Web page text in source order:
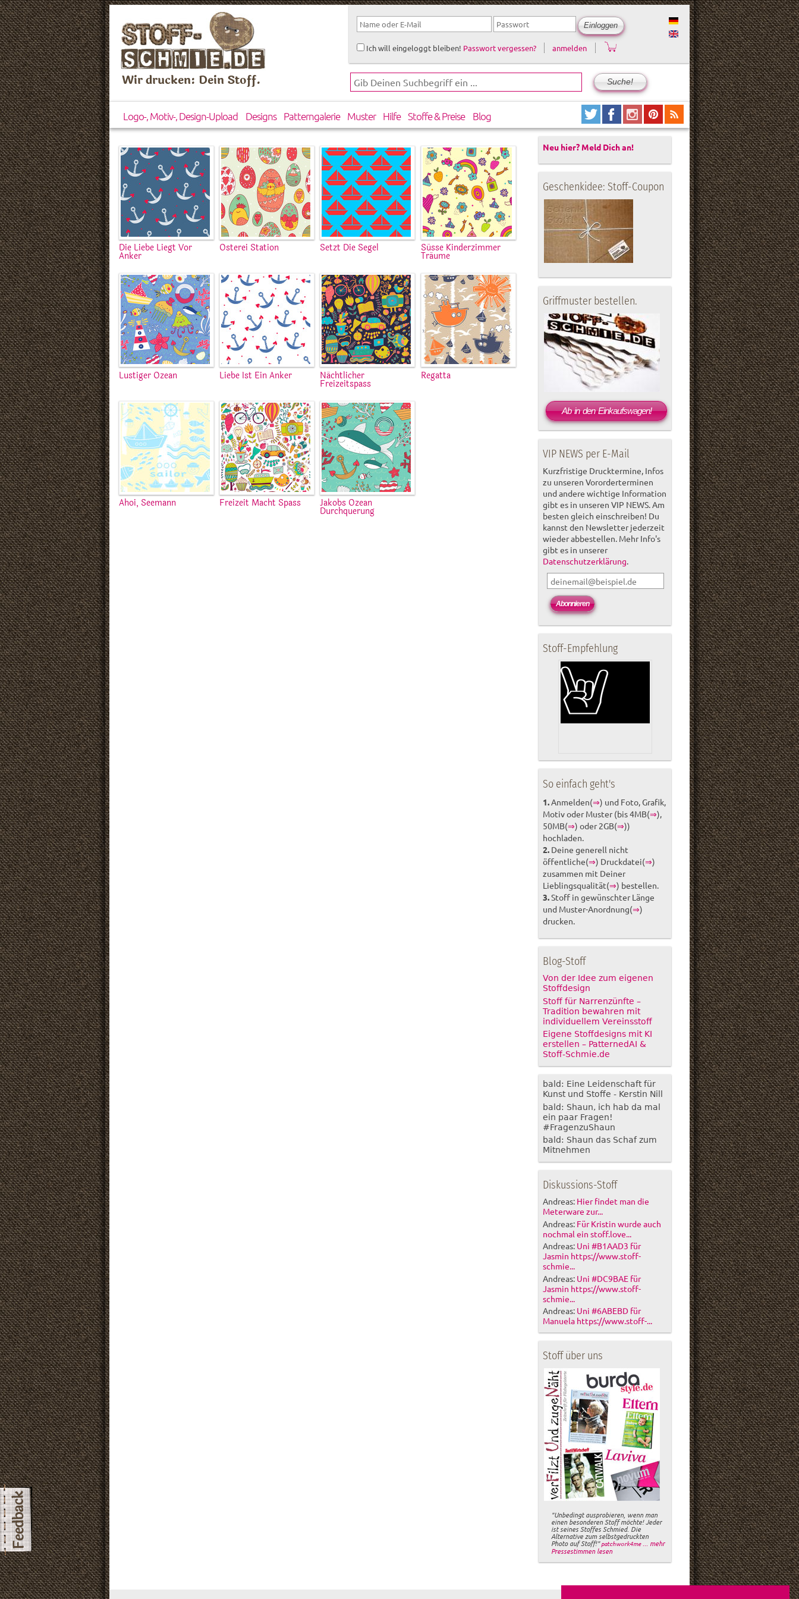
Wir drucken: Dein Stoff.
Ich will eingeloggt bleiben! Passwort vergessen? anmelden
Logo-, Motiv-, Design-Upload Designs Patterngalerie Muster Hilfe Stoffe & Preise Blog
Die Liebe Liegt Vor
Anker
Osterei Station Setzt Die Segel Süsse Kinderzimmer
Träume
Lustiger Ozean Liebe Ist Ein Anker Nächtlicher
Freizeitspass
Regatta
Ahoi, Seemann Freizeit Macht Spass Jakobs Ozean
Durchquerung
Neu hier? Meld Dich an!
Geschenkidee: Stoff-Coupon
Griffmuster bestellen.
Ab in den Einkaufswagen!
VIP NEWS per E-Mail
Kurzfristige Drucktermine, Infos
zu unseren Vororderterminen
und andere wichtige Information
gibt es in unseren VIP NEWS. Am
besten gleich einschreiben! Du
kannst den Newsletter jederzeit
wieder abbestellen. Mehr Info's
gibt es in unserer
Datenschutzerklärung.
Stoff-Empfehlung
So einfach geht's
1.Anmelden(⇒) und Foto, Grafik,
Motiv oder Muster (bis 4MB(⇒),
50MB(⇒) oder 2GB(⇒))
hochladen.
2. Deine generell nicht
öffentliche(⇒) Druckdatei(⇒)
zusammen mit Deiner
Lieblingsqualität(⇒) bestellen.
3.Stoff in gewünschter Länge
und Muster-Anordnung(⇒)
drucken.
Blog-Stoff
Von der Idee zum eigenen
Stoffdesign
Stoff für Narrenzünfte –
Tradition bewahren mit
individuellem Vereinsstoff
Eigene Stoffdesigns mit KI
erstellen – PatternedAI &
Stoff-Schmie.de
bald: Eine Leidenschaft für
Kunst und Stoffe - Kerstin Nill
bald: Shaun, ich hab da mal
ein paar Fragen!
#FragenzuShaun
bald: Shaun das Schaf zum
Mitnehmen
Diskussions-Stoff
Andreas: Hier findet man die
Meterware zur...
Andreas: Für Kristin wurde auch
nochmal ein stoff.love...
Andreas: Uni #B1AAD3 für
Jasmin https://www.stoff-
schmie...
Andreas: Uni #DC9BAE für
Jasmin https://www.stoff-
schmie...
Andreas: Uni #6ABEBD für
Manuela https://www.stoff-...
Stoff über uns
"Unbedingt ausprobieren, wenn man
einen besonderen Stoff möchte! Jeder
ist seines Stoffes Schmied. Die
Alternative zum selbstgedruckten
Photo auf Stoff!"patchwork4me ... mehr
Pressestimmen lesen